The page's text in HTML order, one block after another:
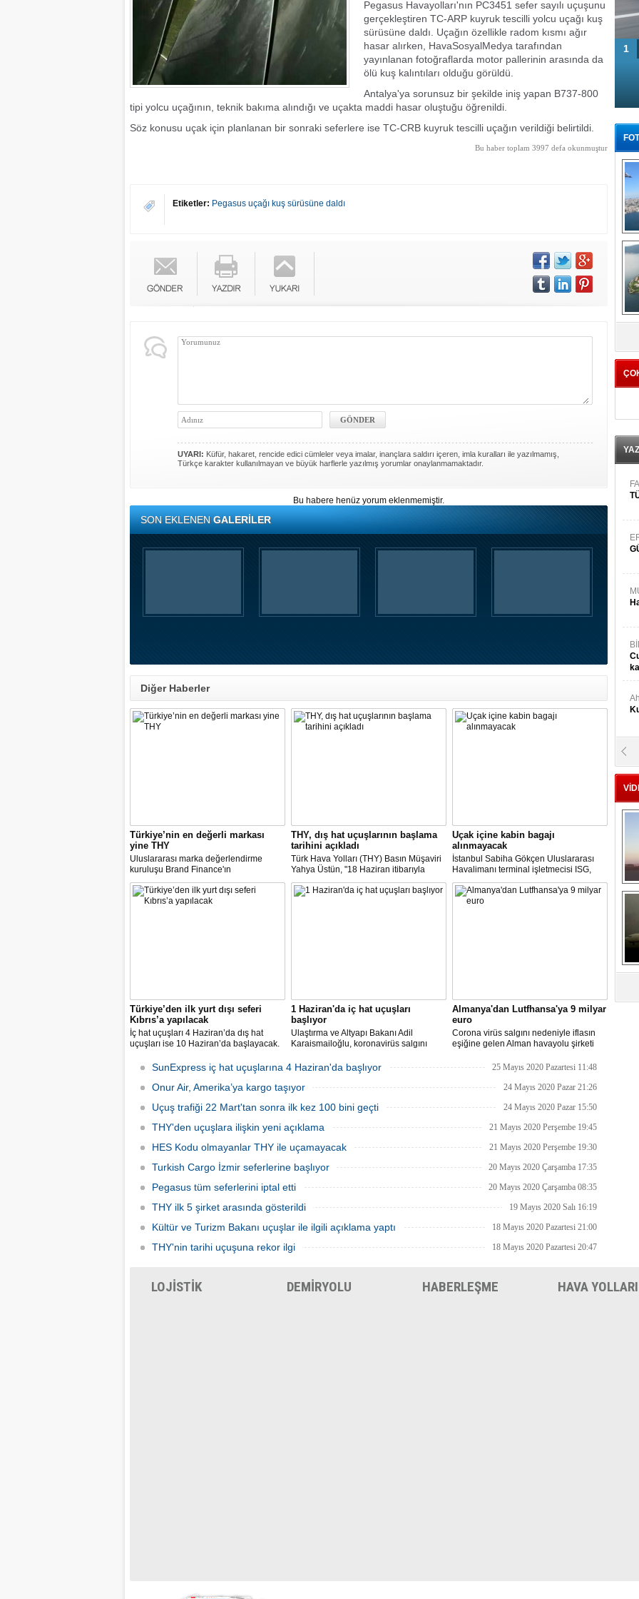
Pegasus Havayolları'nın PC3451 sefer sayılı uçuşunu
gerçekleştiren TC-ARP kuyruk tescilli yolcu uçağı kuş
sürüsüne daldı. Uçağın özellikle radom kısmı ağır
hasar alırken, HavaSosyalMedya tarafından
yayınlanan fotoğraflarda motor pallerinin arasında da
ölü kuş kalıntıları olduğu görüldü.
Antalya'ya sorunsuz bir şekilde iniş yapan B737-800
tipi yolcu uçağının, teknik bakıma alındığı ve uçakta maddi hasar oluştuğu öğrenildi.
Söz konusu uçak için planlanan bir sonraki seferlere ise TC-CRB kuyruk tescilli uçağın verildiği belirtildi.
Bu haber toplam 3997 defa okunmuştur
Etiketler: Pegasus uçağı kuş sürüsüne daldı
UYARI: Küfür, hakaret, rencide edici cümleler veya imalar, inançlara saldırı içeren, imla kuralları ile yazılmamış,
Türkçe karakter kullanılmayan ve büyük harflerle yazılmış yorumlar onaylanmamaktadır.
Bu habere henüz yorum eklenmemiştir.
SON EKLENENGALERİLER
Diğer Haberler
Türkiye’nin en değerli markası
yine THY
Uluslararası marka değerlendirme
kuruluşu Brand Finance'ın
araştırmasına göre Türk Hava Yolları, 2
milyar dolara yaklaşan marka değeriyle
bu yıl da "Türkiye'nin en değerli
THY, dış hat uçuşlarının başlama
tarihini açıkladı
Türk Hava Yolları (THY) Basın Müşaviri
Yahya Üstün, "18 Haziran itibarıyla
Avrupa’daki 16 şehirden Anadolu’daki
14 noktaya direkt uçmaya başlayacağız"
Uçak içine kabin bagajı
alınmayacak
İstanbul Sabiha Gökçen Uluslararası
Havalimanı terminal işletmecisi ISG,
yarın başlayacak iç hat uçuşlarında
uçak içerisine kabin bagajı kabul
edilmeyeceğini duyurdu.
Türkiye’den ilk yurt dışı seferi
Kıbrıs’a yapılacak
İç hat uçuşları 4 Haziran’da dış hat
uçuşları ise 10 Haziran’da başlayacak.
olacak.
1 Haziran'da iç hat uçuşları
başlıyor
Ulaştırma ve Altyapı Bakanı Adil
Karaismailoğlu, koronavirüs salgını
seferlerinin, 1 Haziran itibarıyla iç
hatlarda yeniden başlayacağını bildirdi.
Almanya'dan Lutfhansa'ya 9 milyar
euro
Corona virüs salgını nedeniyle iflasın
eşiğine gelen Alman havayolu şirketi
anlaşma sağlandı.
SunExpress iç hat uçuşlarına 4 Haziran'da başlıyor 25 Mayıs 2020 Pazartesi 11:48
Onur Air, Amerika’ya kargo taşıyor 24 Mayıs 2020 Pazar 21:26
Uçuş trafiği 22 Mart'tan sonra ilk kez 100 bini geçti 24 Mayıs 2020 Pazar 15:50
THY'den uçuşlara ilişkin yeni açıklama 21 Mayıs 2020 Perşembe 19:45
HES Kodu olmayanlar THY ile uçamayacak 21 Mayıs 2020 Perşembe 19:30
Turkish Cargo İzmir seferlerine başlıyor 20 Mayıs 2020 Çarşamba 17:35
Pegasus tüm seferlerini iptal etti 20 Mayıs 2020 Çarşamba 08:35
THY ilk 5 şirket arasında gösterildi 19 Mayıs 2020 Salı 16:19
Kültür ve Turizm Bakanı uçuşlar ile ilgili açıklama yaptı 18 Mayıs 2020 Pazartesi 21:00
THY'nin tarihi uçuşuna rekor ilgi 18 Mayıs 2020 Pazartesi 20:47
1
LOJİSTİK DEMİRYOLU HABERLEŞME HAVA YOLLARI